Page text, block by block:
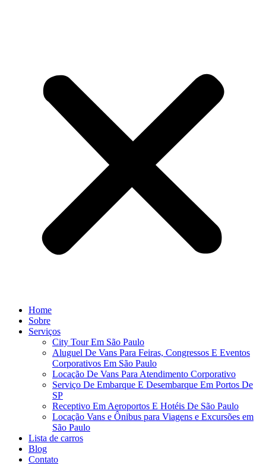
Home
Sobre
Serviços
City Tour Em São Paulo
Aluguel De Vans Para Feiras, Congressos E Eventos
Corporativos Em São Paulo
Locação De Vans Para Atendimento Corporativo
Serviço De Embarque E Desembarque Em Portos De
SP
Receptivo Em Aeroportos E Hotéis De São Paulo
Locação Vans e Ônibus para Viagens e Excursões em
São Paulo
Lista de carros
Blog
Contato